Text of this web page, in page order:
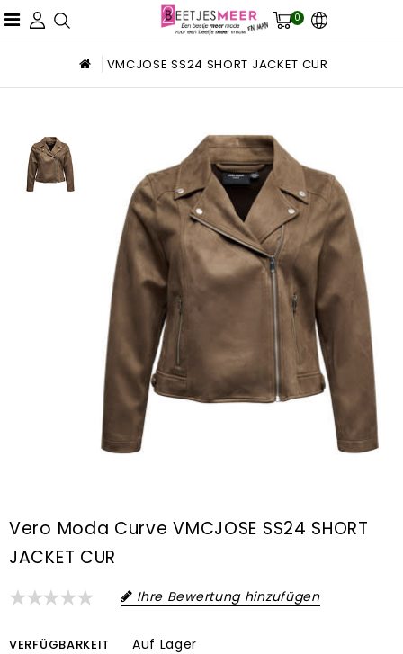
0
VMCJOSE SS24 SHORT JACKET CUR
Vero Moda Curve VMCJOSE SS24 SHORT
JACKET CUR
Ihre Bewertung hinzufügen
VERFÜGBARKEIT Auf Lager